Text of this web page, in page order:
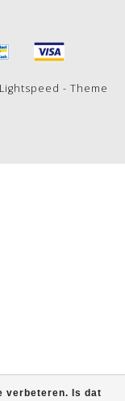
verbeteren. Is dat
Lightspeed - Theme